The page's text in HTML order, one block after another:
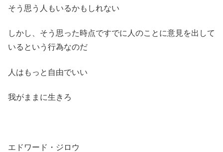
そう思う人もいるかもしれない
しかし、そう思った時点ですでに人のことに意見を出して
いるという行為なのだ
人はもっと自由でいい
我がままに生きろ
エドワード・ジロウ